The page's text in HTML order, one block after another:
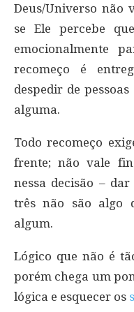
Deus/Universo não
se Ele percebe
emocionalmente
recomeço é
despedir de
alguma.
Todo recomeço
frente; não vale
nessa decisão –
três não são algo
algum.
Lógico que não é
porém chega um
lógica e esquecer os